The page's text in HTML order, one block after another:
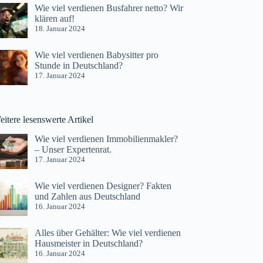
Wie viel verdienen Busfahrer netto? Wir
klären auf!
18. Januar 2024
Wie viel verdienen Babysitter pro
Stunde in Deutschland?
17. Januar 2024
lesenswerte Artikel
Wie viel verdienen Immobilienmakler?
– Unser Expertenrat.
17. Januar 2024
Wie viel verdienen Designer? Fakten
und Zahlen aus Deutschland
16. Januar 2024
Alles über Gehälter: Wie viel verdienen
Hausmeister in Deutschland?
16. Januar 2024